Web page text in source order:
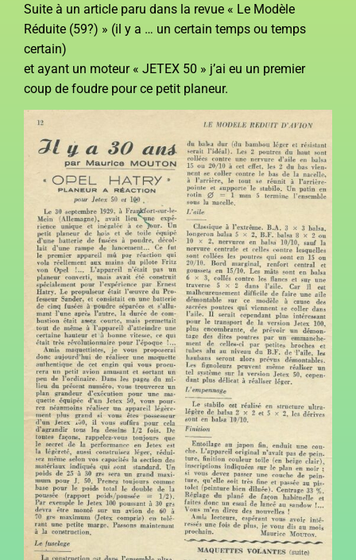
Suite à un article paru dans la revue « Le Modèle
Réduite (59?) » (il y a … un certain temps ou temps
certain)
et ayant un moteur « JETEX 50 » j’ai eu un premier
coup de foudre pour ce petit planeur.